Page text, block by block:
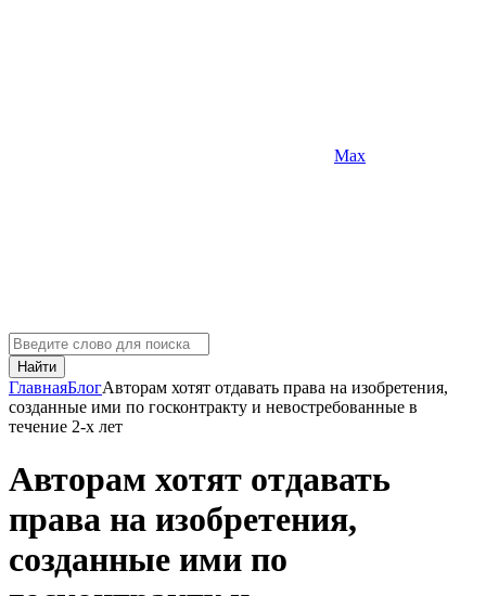
Max
Найти
ГлавнаяБлогАвторам хотят отдавать права на изобретения,
созданные ими по госконтракту и невостребованные в
течение 2-х лет
Авторам хотят отдавать
права на изобретения,
созданные ими по